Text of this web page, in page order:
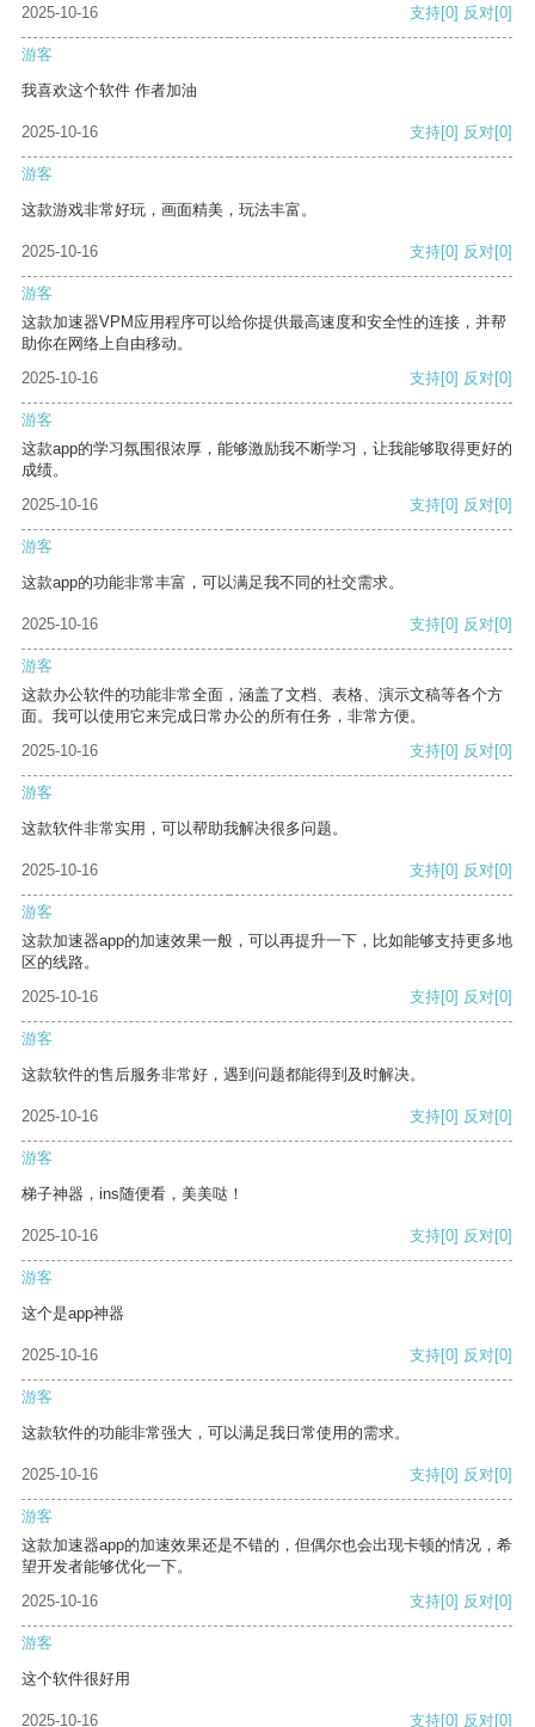
2025-10-16 支持[0] 反对[0]
游客
我喜欢这个软件 作者加油
2025-10-16 支持[0] 反对[0]
游客
这款游戏非常好玩，画面精美，玩法丰富。
2025-10-16 支持[0] 反对[0]
游客
这款加速器VPM应用程序可以给你提供最高速度和安全性的连接，并帮
助你在网络上自由移动。
2025-10-16
支持[0] 反对[0]
游客
这款app的学习氛围很浓厚，能够激励我不断学习，让我能够取得更好的
成绩。
2025-10-16
支持[0] 反对[0]
游客
这款app的功能非常丰富，可以满足我不同的社交需求。
2025-10-16 支持[0] 反对[0]
游客
这款办公软件的功能非常全面，涵盖了文档、表格、演示文稿等各个方
面。我可以使用它来完成日常办公的所有任务，非常方便。
2025-10-16
支持[0] 反对[0]
游客
这款软件非常实用，可以帮助我解决很多问题。
2025-10-16 支持[0] 反对[0]
游客
这款加速器app的加速效果一般，可以再提升一下，比如能够支持更多地
区的线路。
2025-10-16
支持[0] 反对[0]
游客
这款软件的售后服务非常好，遇到问题都能得到及时解决。
2025-10-16 支持[0] 反对[0]
游客
梯子神器，ins随便看，美美哒！
2025-10-16 支持[0] 反对[0]
游客
这个是app神器
2025-10-16 支持[0] 反对[0]
游客
这款软件的功能非常强大，可以满足我日常使用的需求。
2025-10-16 支持[0] 反对[0]
游客
这款加速器app的加速效果还是不错的，但偶尔也会出现卡顿的情况，希
望开发者能够优化一下。
2025-10-16
支持[0] 反对[0]
游客
这个软件很好用
2025-10-16 支持[0] 反对[0]